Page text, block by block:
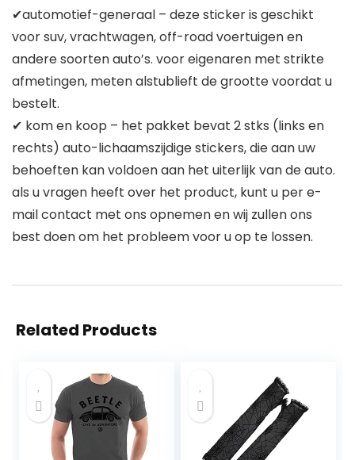
✔automotief-generaal – deze sticker is geschikt
voor suv, vrachtwagen, off-road voertuigen en
andere soorten auto’s. voor eigenaren met strikte
afmetingen, meten alstublieft de grootte voordat u
bestelt.
✔ kom en koop – het pakket bevat 2 stks (links en
rechts) auto-lichaamszijdige stickers, die aan uw
behoeften kan voldoen aan het uiterlijk van de auto.
als u vragen heeft over het product, kunt u per e-
mail contact met ons opnemen en wij zullen ons
best doen om het probleem voor u op te lossen.
Related Products